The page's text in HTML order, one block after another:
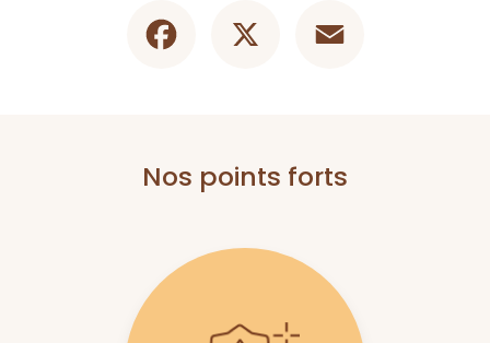
Nos points forts